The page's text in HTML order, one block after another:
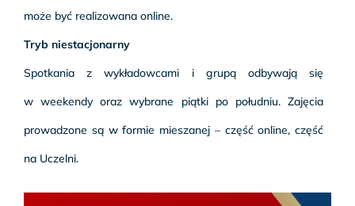
może być realizowana online.
Tryb niestacjonarny
Spotkania z wykładowcami i grupą odbywają się
w weekendy oraz wybrane piątki po południu. Zajęcia
prowadzone są w formie mieszanej – część online, część
na Uczelni.